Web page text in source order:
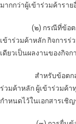
มากกว่าผู้เข้าร่วมค้าราย
(๒) กรณีที่ข้อตกลงฯ
เข้าร่วมค้าหลัก กิจการ
เดียวเป็นผลงานของกิจ
สำหรับข้อตกลงฯ ที่
ร่วมค้าหลัก ผู้เข้าร่วมค้
กำหนดไว้ในเอกสารเชิ